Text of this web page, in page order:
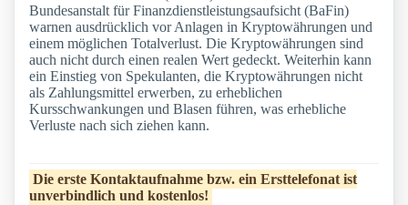
Bundesanstalt für Finanzdienstleistungsaufsicht (BaFin)
warnen ausdrücklich vor Anlagen in Kryptowährungen und
einem möglichen Totalverlust. Die Kryptowährungen sind
auch nicht durch einen realen Wert gedeckt. Weiterhin kann
ein Einstieg von Spekulanten, die Kryptowährungen nicht
als Zahlungsmittel erwerben, zu erheblichen
Kursschwankungen und Blasen führen, was erhebliche
Verluste nach sich ziehen kann.
Die erste Kontaktaufnahme bzw. ein Ersttelefonat ist
unverbindlich und kostenlos!